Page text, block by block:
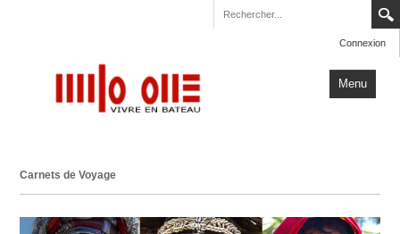
Connexion
Menu
Carnets de Voyage
Carnets de Voyage